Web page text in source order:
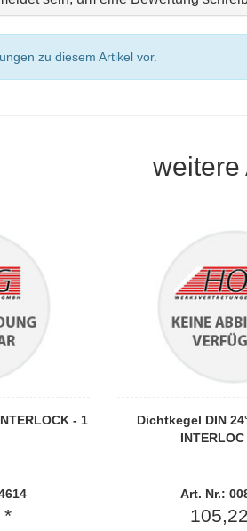
zu diesem Artikel vor.
weitere
- 1
*
Dichtkegel DIN
Art. Nr.: